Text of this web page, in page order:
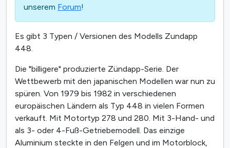
unserem Forum!
Es gibt 3 Typen / Versionen des Modells Zundapp
448.
Die "billigere" produzierte Zündapp-Serie. Der
Wettbewerb mit den japanischen Modellen war nun zu
spüren. Von 1979 bis 1982 in verschiedenen
europäischen Ländern als Typ 448 in vielen Formen
verkauft. Mit Motortyp 278 und 280. Mit 3-Hand- und
als 3- oder 4-Fuß-Getriebemodell. Das einzige
Aluminium steckte in den Felgen und im Motorblock,